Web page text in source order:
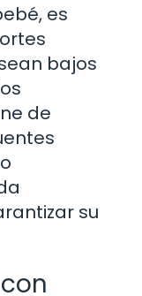
es
bajos
de
su